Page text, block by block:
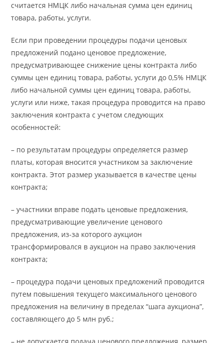
считается НМЦК либо начальная сумма цен единиц
товара, работы, услуги.
Если при проведении процедуры подачи ценовых
предложений подано ценовое предложение,
предусматривающее снижение цены контракта либо
суммы цен единиц товара, работы, услуги до 0,5% НМЦК
либо начальной суммы цен единиц товара, работы,
услуги или ниже, такая процедура проводится на право
заключения контракта с учетом следующих
особенностей:
– по результатам процедуры определяется размер
платы, которая вносится участником за заключение
контракта. Этот размер указывается в качестве цены
контракта;
– участники вправе подать ценовые предложения,
предусматривающие увеличение ценового
предложения, из-за которого аукцион
трансформировался в аукцион на право заключения
контракта;
– процедура подачи ценовых предложений проводится
путем повышения текущего максимального ценового
предложения на величину в пределах “шага аукциона”,
составляющего до 5 млн руб.;